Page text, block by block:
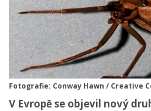
Fotografie: Conway Hawn / Creative
V Evropě se objevil nový